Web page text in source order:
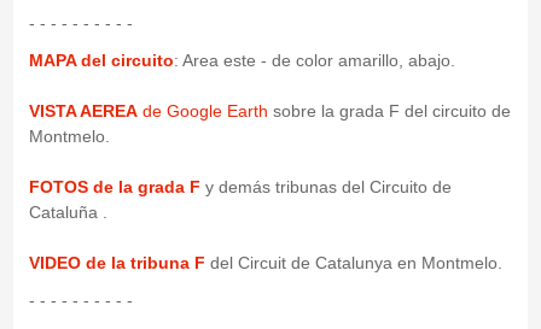
- - - - - - - - - -
MAPA del circuito: Area este - de color amarillo, abajo.
VISTA AEREAde Google Earth sobre la grada F del circuito de
Montmelo.
FOTOS de la grada F y demás tribunas del Circuito de
Cataluña .
VIDEO de la tribuna F del Circuit de Catalunya en Montmelo.
- - - - - - - - - -